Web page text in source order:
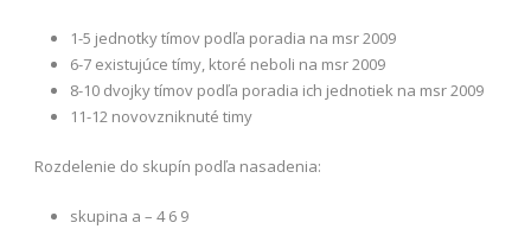
1-5 jednotky tímov podľa poradia na msr 2009
6-7 existujúce tímy, ktoré neboli na msr 2009
8-10 dvojky tímov podľa poradia ich jednotiek na msr 2009
11-12 novovzniknuté timy
Rozdelenie do skupín podľa nasadenia:
skupina a – 4 6 9